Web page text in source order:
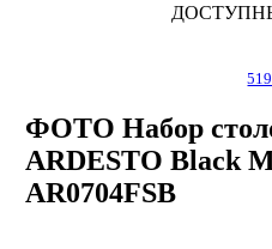
ФОТО Набор
ARDESTO Black
AR0704FSB